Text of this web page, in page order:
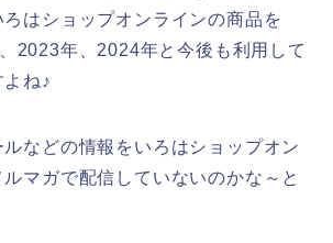
はショップオンラインの商品を
2023年、2024年と今後も利用して
ね♪
などの情報をいろはショップオン
マガで配信していないのかな～と